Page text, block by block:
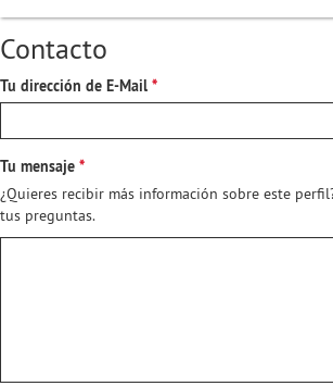
Contacto
Tu dirección de E-Mail
Tu mensaje
¿Quieres recibir más información sobre este
tus preguntas.